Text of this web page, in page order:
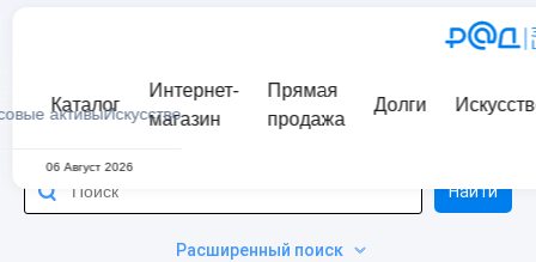
активыИскусство
Каталог
Интернет-
магазин
Прямая
продажа
Долги
06 Август 2026
Расширенный поиск
Найти